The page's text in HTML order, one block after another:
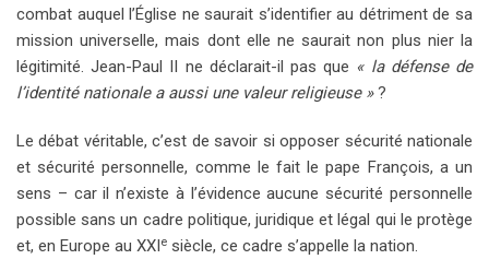
combat auquel l’Église ne saurait s’identifier au détriment de sa
mission universelle, mais dont elle ne saurait non plus nier la
légitimité. Jean-Paul II ne déclarait-il pas que « la défense de
l’identité nationale a aussi une valeur religieuse »?
Le débat véritable, c’est de savoir si opposer sécurité nationale
et sécurité personnelle, comme le fait le pape François, a un
sens – car il n’existe à l’évidence aucune sécurité personnelle
possible sans un cadre politique, juridique et légal qui le protège
et, en Europe au XXI e siècle, ce cadre s’appelle la nation.